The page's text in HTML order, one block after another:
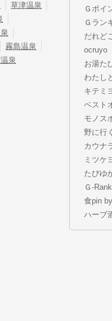
草津温泉
霧島温泉
泉
Ｇポイ
Ｇラン
だれど
ocruyo
お湯た
わたし
キテミ
ベスト
モノス
野に行
カウナ
ミツケ
たびゆ
Ｇ-
食pin
ハーブ